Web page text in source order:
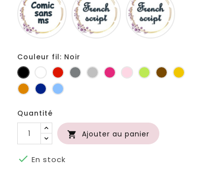
sans
ms
script
Couleur fil: Noir
Noir BlancRougeGris
foncé
Gris
clair
Fuchsia
RoseAnis MarronJaune
OrangeMarineBleu
Quantité
 Ajouter au panier
 En stock